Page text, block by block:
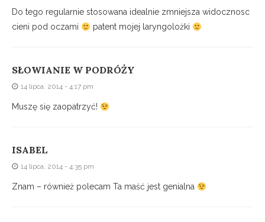
Do tego regularnie stosowana idealnie zmniejsza widocznosc
cieni pod oczami
patent mojej laryngolożki
SŁOWIANIE W PODRÓŻY
14 lipca, 2014 - 4:17 pm
Muszę się zaopatrzyć!
ISABEL
14 lipca, 2014 - 4:35 pm
Znam – również polecam Ta maść jest genialna